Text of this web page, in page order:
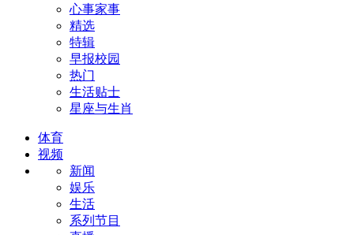
心事家事
精选
特辑
早报校园
热门
生活贴士
星座与生肖
体育
视频
新闻
娱乐
生活
系列节目